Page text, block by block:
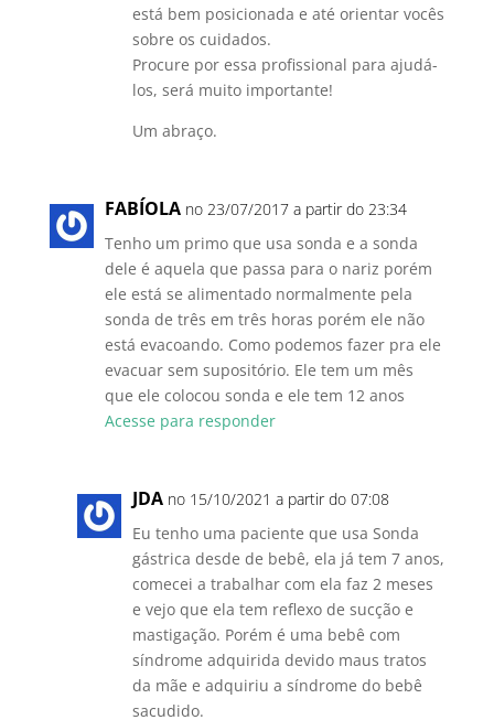
está bem posicionada e até orientar vocês
sobre os cuidados.
Procure por essa profissional para ajudá-
los, será muito importante!
Um abraço.
FABÍOLA no 23/07/2017 a partir do 23:34
Tenho um primo que usa sonda e a sonda
dele é aquela que passa para o nariz porém
ele está se alimentado normalmente pela
sonda de três em três horas porém ele não
está evacoando. Como podemos fazer pra ele
evacuar sem supositório. Ele tem um mês
que ele colocou sonda e ele tem 12 anos
Acesse para responder
JDA no 15/10/2021 a partir do 07:08
Eu tenho uma paciente que usa Sonda
gástrica desde de bebê, ela já tem 7 anos,
comecei a trabalhar com ela faz 2 meses
e vejo que ela tem reflexo de sucção e
mastigação. Porém é uma bebê com
síndrome adquirida devido maus tratos
da mãe e adquiriu a síndrome do bebê
sacudido.